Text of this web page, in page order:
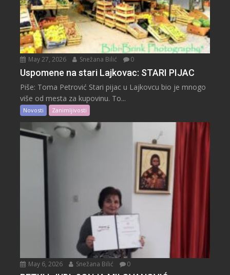
May 27, 2026 Snežana Bilić 0
Uspomene na stari Lajkovac: STARI PIJAC
Piše: Toma Petrović Stari pijac u Lajkovcu bio je mnogo
više od mesta za kupovinu. To...
Novosti Zanimljivosti
May 6, 2026 Snežana Bilić 0